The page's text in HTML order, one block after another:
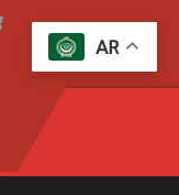
AR